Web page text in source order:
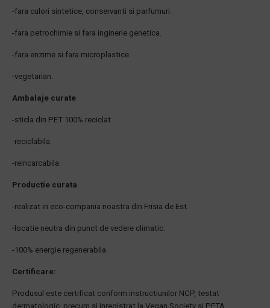
-fara culori sintetice, conservanti si parfumuri.
-fara petrochimie si fara inginerie genetica.
-fara enzime si fara microplastice.
-vegetarian.
Ambalaje curate
-sticla din PET 100% reciclat.
-reciclabila.
-reincarcabila.
Productie curata
-realizat in eco-compania noastra din Frisia de Est.
-locatie neutra din punct de vedere climatic.
-100% energie regenerabila.
Certificare:
Produsul este certificat conform instructiunilor NCP, testat
dermatologic, precum si inregistrat la Vegan Society si PETA.